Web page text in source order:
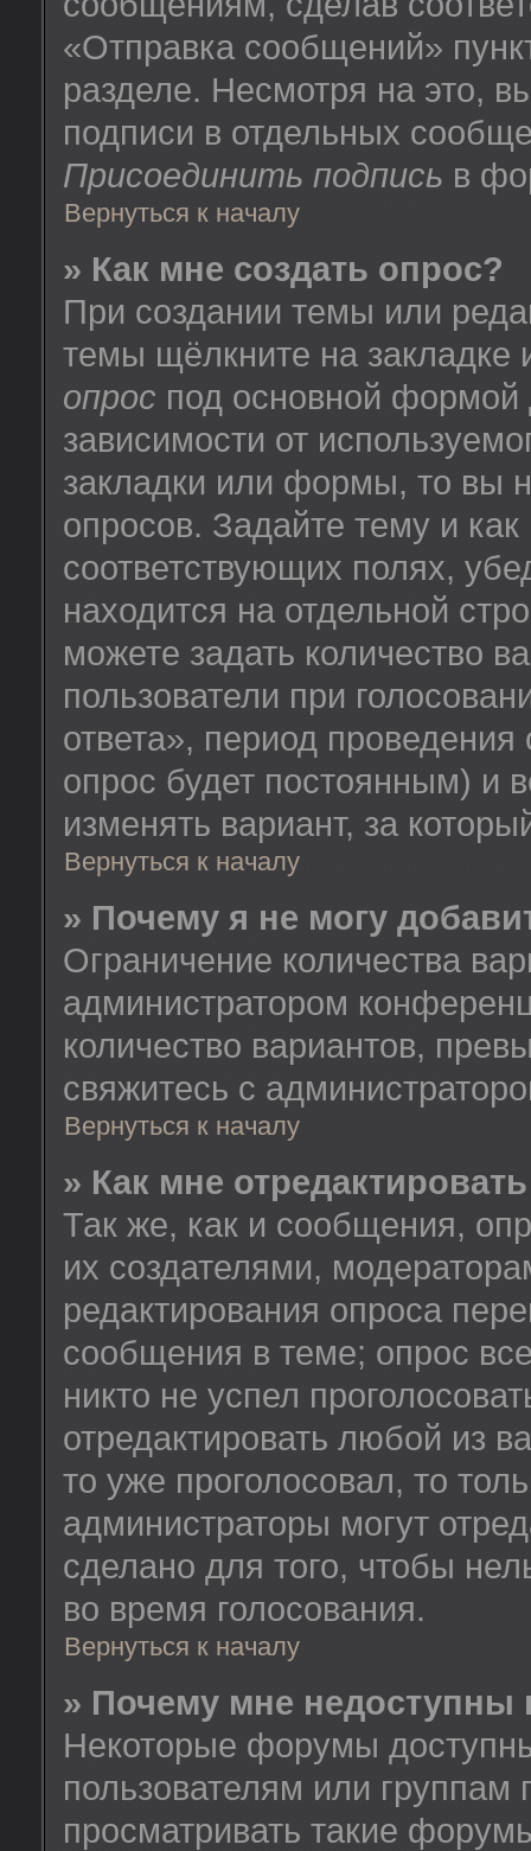
«Отправка сообщений»
разделе. Несмотря на это,
подписи в отдельных
Присоединить подпись в
Вернуться к началу
» Как мне создать опрос?
При создании темы или
темы щёлкните на
опрос под основной
зависимости от
закладки или формы, то вы
опросов. Задайте тему и
соответствующих полях,
находится на отдельной
можете задать количество
пользователи при
ответа», период проведения
опрос будет постоянным) и
изменять вариант, за
Вернуться к началу
» Почему я не могу
Ограничение количества
администратором
количество вариантов,
свяжитесь с
Вернуться к началу
» Как мне
Так же, как и сообщения,
их создателями,
редактирования опроса
сообщения в теме; опрос
никто не успел
отредактировать любой из
то уже проголосовал, то
администраторы могут
сделано для того, чтобы
во время голосования.
Вернуться к началу
» Почему мне
Некоторые форумы
пользователям или группам
просматривать такие